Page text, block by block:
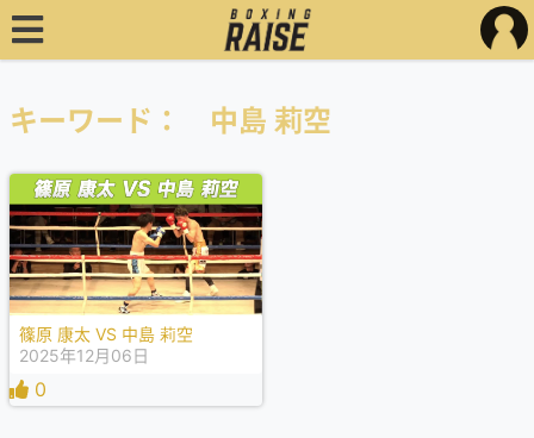
キーワード： 中島 莉空
篠原 康太 VS 中島 莉空
2025年12月06日
0